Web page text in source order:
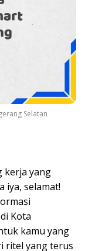
Selatan
kerja yang
iya, selamat!
Kota
kamu yang
ritel yang terus